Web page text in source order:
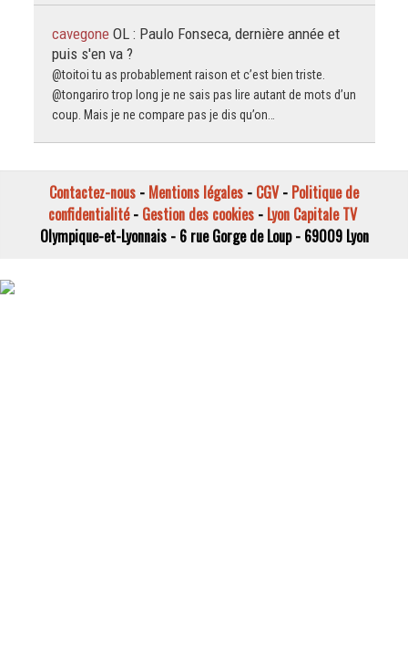
cavegone OL : Paulo Fonseca, dernière année et
puis s'en va ?
@toitoi tu as probablement raison et c’est bien triste.
@tongariro trop long je ne sais pas lire autant de mots d’un
coup. Mais je ne compare pas je dis qu’on…
Contactez-nous - Mentions légales - CGV- Politique de
confidentialité- Gestion des cookies- Lyon Capitale TV
Olympique-et-Lyonnais - 6 rue Gorge de Loup - 69009 Lyon